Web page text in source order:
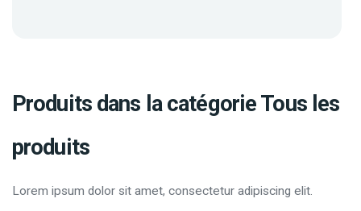
Produits dans la catégorie Tous les
produits
Lorem ipsum dolor sit amet, consectetur adipiscing elit.